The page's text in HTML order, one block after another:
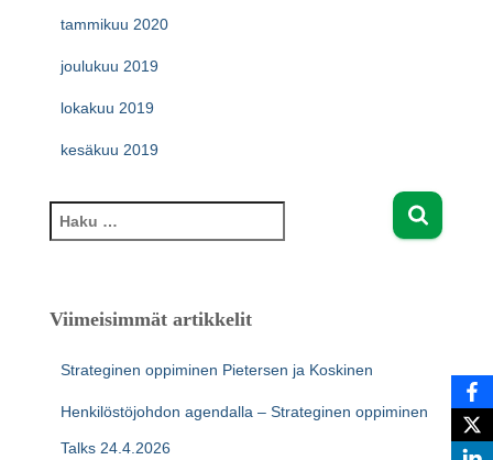
tammikuu 2020
joulukuu 2019
lokakuu 2019
kesäkuu 2019
a
:Viimeisimmät artikkelit
Strateginen oppiminen Pietersen ja Koskinen
Henkilöstöjohdon agendalla – Strateginen oppiminen
Talks 24.4.2026